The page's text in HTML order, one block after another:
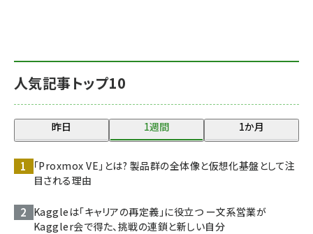
人気記事トップ10
昨日 1週間 1か月
「Proxmox VE」とは? 製品群の全体像と仮想化基盤として注
目される理由
Kaggleは「キャリアの再定義」に役立つ ー文系営業が
Kaggler会で得た、挑戦の連鎖と新しい自分